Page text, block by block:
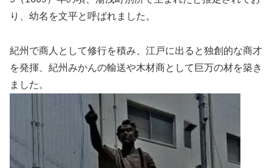
り、幼名を文平と呼ばれました。
紀州で商人として修行を積み、江戸に出ると独創的な商才
を発揮、紀州みかんの輸送や木材商として巨万の材を築き
ました。